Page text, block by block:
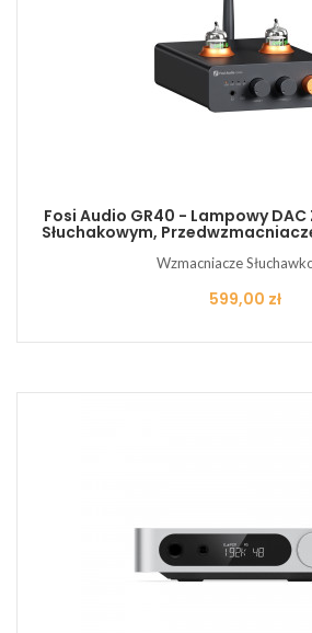
Fosi Audio GR40 - Lampowy
Słuchakowym,
Wzmacniacze
Cena
599,00 zł